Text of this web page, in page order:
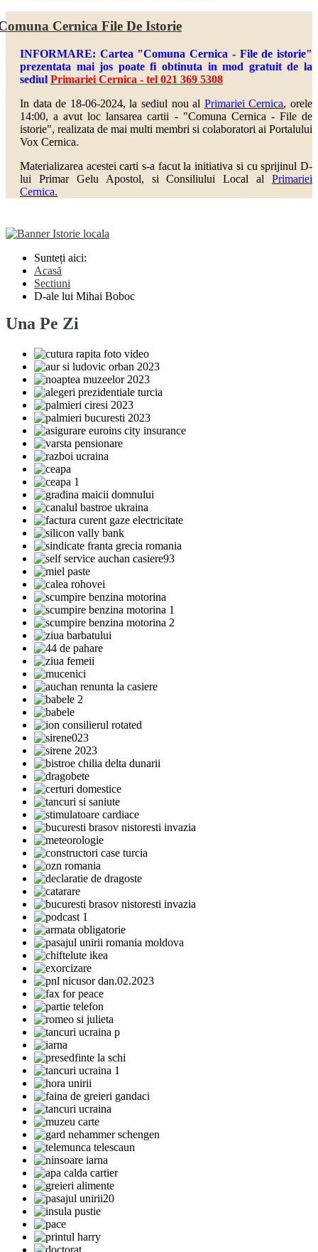
Cernica File De Istorie
INFORMARE: Cartea "Comuna Cernica - File de istorie"
prezentata mai jos poate fi obtinuta in mod gratuit de la
sediul Primariei Cernica - tel 021 369 5308
In data de 18-06-2024, la sediul nou al Primariei Cernica, orele
14:00, a avut loc lansarea cartii - "Comuna Cernica - File de
istorie", realizata de mai multi membri si colaboratori ai Portalului
Vox Cernica.
Materializarea acestei carti s-a facut la initiativa si cu sprijinul D-
lui Primar Gelu Apostol, si Consiliului Local al Primariei
Cernica.
Sunteți aici:
Acasă
Sectiuni
D-ale lui Mihai Boboc
Una Pe Zi